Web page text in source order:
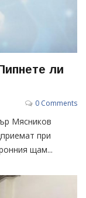
ли
0 Comments
Мясников
при
щам...